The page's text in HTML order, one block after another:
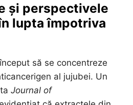
și perspectivele
lupta împotriva
să se concentreze
al jujubei. Un
Journal of